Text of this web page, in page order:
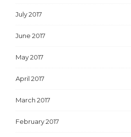
July 2017
June 2017
May 2017
April 2017
March 2017
February 2017